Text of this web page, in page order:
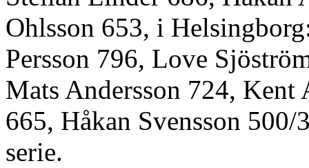
Ohlsson 653, i
Persson 796, Love
Mats Andersson 724,
665, Håkan Svensson 500/
serie.